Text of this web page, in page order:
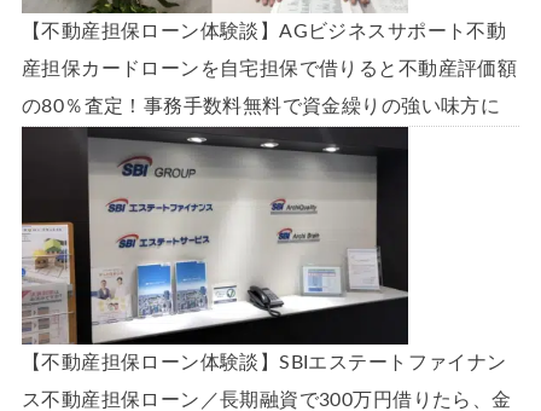
【不動産担保ローン体験談】AGビジネスサポート不動
産担保カードローンを自宅担保で借りると不動産評価額
の80％査定！事務手数料無料で資金繰りの強い味方に
【不動産担保ローン体験談】SBIエステートファイナン
ス不動産担保ローン／長期融資で300万円借りたら、金